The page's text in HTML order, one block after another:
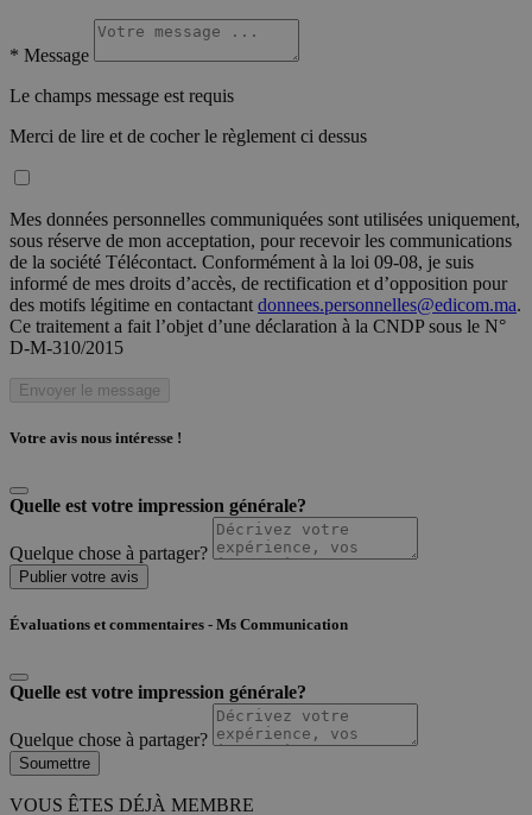
* Message
Le champs message est requis
Merci de lire et de cocher le règlement ci dessus
Mes données personnelles communiquées sont utilisées uniquement,
sous réserve de mon acceptation, pour recevoir les communications
de la société Télécontact. Conformément à la loi 09-08, je suis
informé de mes droits d’accès, de rectification et d’opposition pour
des motifs légitime en contactant donnees.personnelles@edicom.ma.
Ce traitement a fait l’objet d’une déclaration à la CNDP sous le N°
D-M-310/2015
Envoyer le message
Votre avis nous intéresse !
Quelle est votre impression générale?
Quelque chose à partager?
Publier votre avis
Évaluations et commentaires - Ms Communication
Quelle est votre impression générale?
Quelque chose à partager?
Soumettre
VOUS ÊTES DÉJÀ MEMBRE